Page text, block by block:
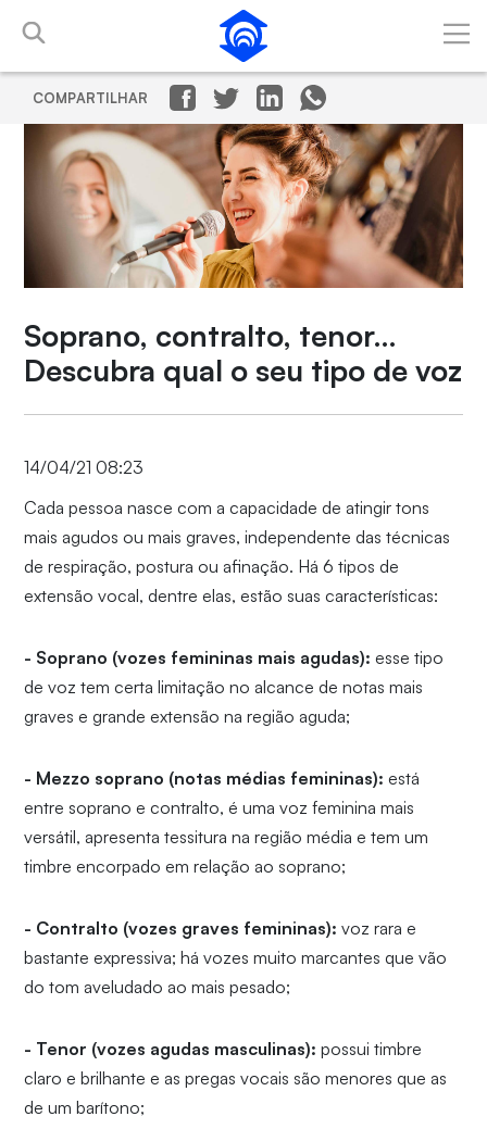
Pular para o Conteúdo principal
COMPARTILHAR
Soprano, contralto, tenor…
Descubra qual o seu tipo de voz
14/04/21 08:23
Cada pessoa nasce com a capacidade de atingir tons
mais agudos ou mais graves, independente das técnicas
de respiração, postura ou afinação. Há 6 tipos de
extensão vocal, dentre elas, estão suas características:
- Soprano (vozes femininas mais agudas): esse tipo
de voz tem certa limitação no alcance de notas mais
graves e grande extensão na região aguda;
- Mezzo soprano (notas médias femininas): está
entre soprano e contralto, é uma voz feminina mais
versátil, apresenta tessitura na região média e tem um
timbre encorpado em relação ao soprano;
- Contralto (vozes graves femininas):voz rara e
bastante expressiva; há vozes muito marcantes que vão
do tom aveludado ao mais pesado;
- Tenor (vozes agudas masculinas): possui timbre
claro e brilhante e as pregas vocais são menores que as
de um barítono;